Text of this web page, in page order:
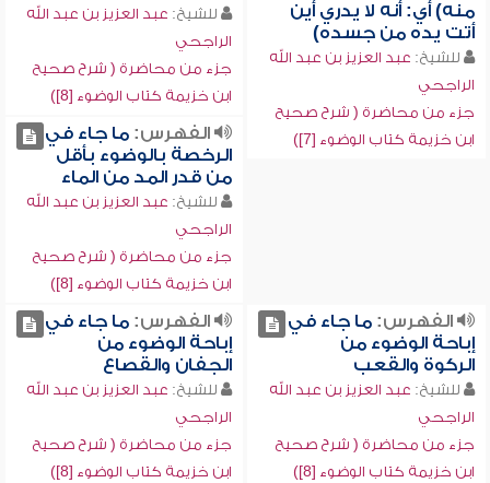
منه) أي: أنه لا يدري أين
أتت يده من جسده)
للشيخ: عبد العزيز بن عبد الله
الراجحي
جزء من محاضرة ( شرح صحيح
ابن خزيمة كتاب الوضوء [7])
للشيخ: عبد العزيز بن عبد الله
الراجحي
جزء من محاضرة ( شرح صحيح
ابن خزيمة كتاب الوضوء [8])
الفهرس:ما جاء في
الرخصة بالوضوء بأقل
من قدر المد من الماء
للشيخ: عبد العزيز بن عبد الله
الراجحي
جزء من محاضرة ( شرح صحيح
ابن خزيمة كتاب الوضوء [8])
الفهرس:ما جاء في
إباحة الوضوء من
الركوة والقعب
للشيخ: عبد العزيز بن عبد الله
الراجحي
جزء من محاضرة ( شرح صحيح
ابن خزيمة كتاب الوضوء [8])
الفهرس:ما جاء في
إباحة الوضوء من
الجفان والقصاع
للشيخ: عبد العزيز بن عبد الله
الراجحي
جزء من محاضرة ( شرح صحيح
ابن خزيمة كتاب الوضوء [8])